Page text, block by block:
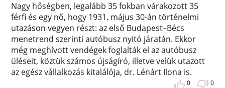
Nagy hőségben, legalább 35 fokban várakozott 35
férfi és egy nő, hogy 1931. május 30-án történelmi
utazáson vegyen részt: az első Budapest–Bécs
menetrend szerinti autóbusz nyitó járatán. Ekkor
még meghívott vendégek foglalták el az autóbusz
üléseit, köztük számos újságíró, illetve velük utazott
az egész vállalkozás kitalálója, dr. Lénárt Ilona is.
0 0